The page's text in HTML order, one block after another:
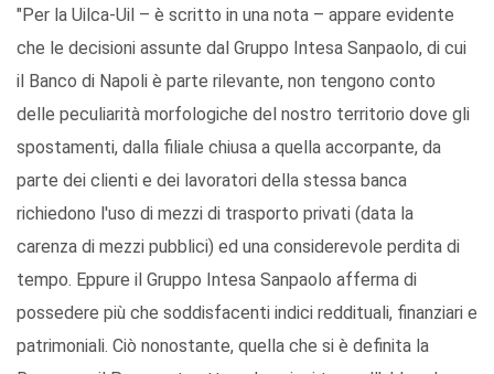
"Per la Uilca-Uil – è scritto in una nota – appare evidente
che le decisioni assunte dal Gruppo Intesa Sanpaolo, di cui
il Banco di Napoli è parte rilevante, non tengono conto
delle peculiarità morfologiche del nostro territorio dove gli
spostamenti, dalla filiale chiusa a quella accorpante, da
parte dei clienti e dei lavoratori della stessa banca
richiedono l'uso di mezzi di trasporto privati (data la
carenza di mezzi pubblici) ed una considerevole perdita di
tempo. Eppure il Gruppo Intesa Sanpaolo afferma di
possedere più che soddisfacenti indici reddituali, finanziari e
patrimoniali. Ciò nonostante, quella che si è definita la